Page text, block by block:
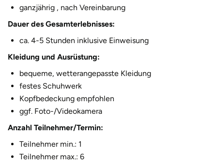
ganzjährig , nach Vereinbarung
Dauer des Gesamterlebnisses:
ca. 4-5 Stunden inklusive Einweisung
Kleidung und Ausrüstung:
bequeme, wetterangepasste Kleidung
festes Schuhwerk
Kopfbedeckung empfohlen
ggf. Foto-/Videokamera
Anzahl Teilnehmer/Termin:
Teilnehmer min.: 1
Teilnehmer max.: 6
Heidelberg
Heidenheim
Heilbronn
Heldburg
Herzogenaurach
Herzogtum Lauenburg
Homburg